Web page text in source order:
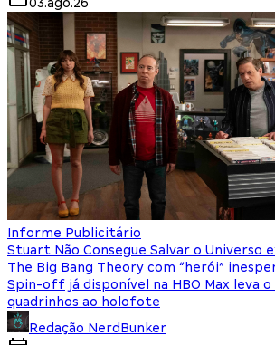
Informe Publicitário
Stuart Não Consegue Salvar o Universo
The Big Bang Theory com “herói”
Spin-off já disponível na HBO Max leva o
quadrinhos ao holofote
Redação NerdBunker